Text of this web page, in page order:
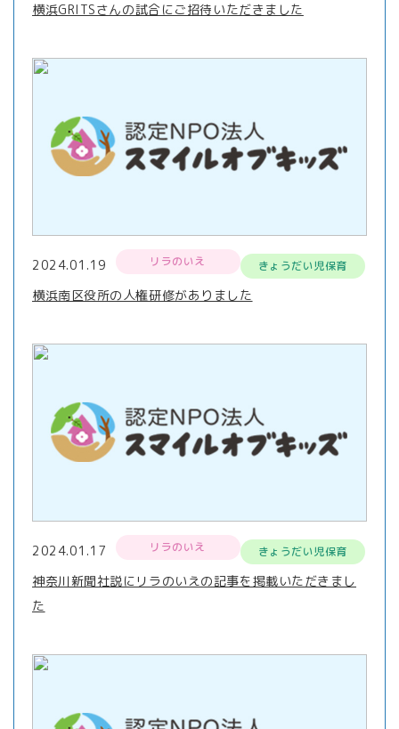
横浜GRITSさんの試合にご招待いただきました
2024.01.19 リラのいえ きょうだい児保育
横浜南区役所の人権研修がありました
2024.01.17 リラのいえ きょうだい児保育
神奈川新聞社説にリラのいえの記事を掲載いただきまし
た